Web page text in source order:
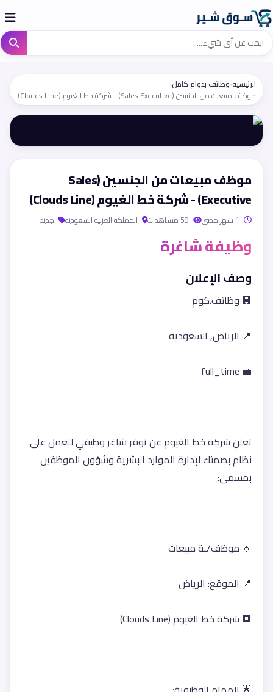
الرئيسية›وظائف بدوام كامل›
موظف مبيعات من الجنسين (Sales Executive) - شركة خط الغيوم (Clouds Line)
موظف مبيعات من الجنسين (Sales
Executive) - شركة خط الغيوم (Clouds Line)
المملكة العربية السعودية جديد
وظيفة شاغرة
وصف الإعلان
🏢 وظائف.كوم
📍 الرياض, السعودية
💼 full_time
بمسمى:
🔹 موظف/ـة مبيعات
📍 الموقع: الرياض
🏢 شركة خط الغيوم (Clouds Line)